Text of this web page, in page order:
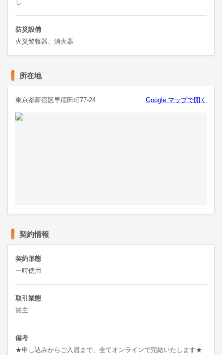
し
防災設備
火災警報器、消火器
所在地
東京都新宿区早稲田町77-24 Google マップで開く
契約情報
契約形態
一時使用
取引業態
貸主
備考
★申し込みからご入居まで、全てオンラインで完結いたします★